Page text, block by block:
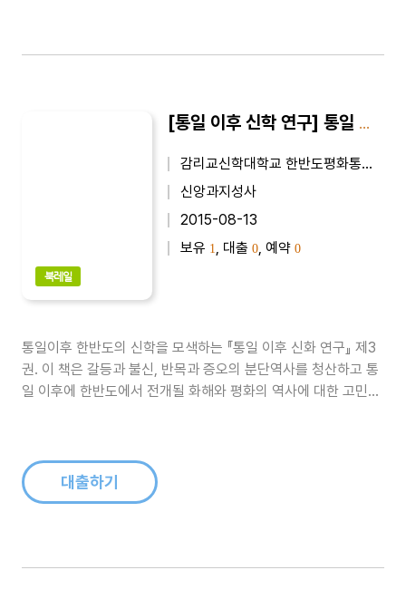
북레일
[통일 이후 신학 연구] 통일 이후 신학 연구 3
감리교신학대학교 한반도평화통일신학연구소
신앙과지성사
2015-08-13
보유 1 , 대출 0 , 예약 0
통일이후 한반도의 신학을 모색하는 『통일 이후 신화 연구』 제3
권. 이 책은 갈등과 불신, 반목과 증오의 분단역사를 청산하고 통
일 이후에 한반도에서 전개될 화해와 평화의 역사에 대한 고민을
대출하기